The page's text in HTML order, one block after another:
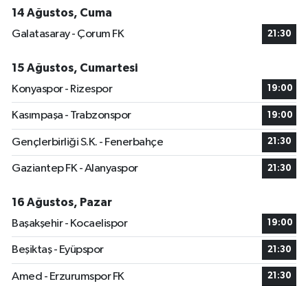
14 Ağustos, Cuma
Galatasaray - Çorum FK
21:30
15 Ağustos, Cumartesi
Konyaspor - Rizespor
19:00
Kasımpaşa - Trabzonspor 19:00
Gençlerbirliği S.K. - Fenerbahçe 21:30
Gaziantep FK - Alanyaspor 21:30
16 Ağustos, Pazar
Başakşehir - Kocaelispor
19:00
Beşiktaş - Eyüpspor 21:30
Amed - Erzurumspor FK 21:30